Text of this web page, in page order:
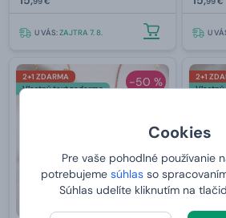
Cookies
Pre vaše pohodlné používanie
potrebujeme súhlas so
Súhlas udelíte kliknutím na
U VÁS:ZAJTRA 7. 8. U
-50 %
2+1 ZDARMA
Vlastný text zadarmo
2+1
Vlastný